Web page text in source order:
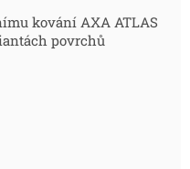
kování AXA ATLAS
povrchů